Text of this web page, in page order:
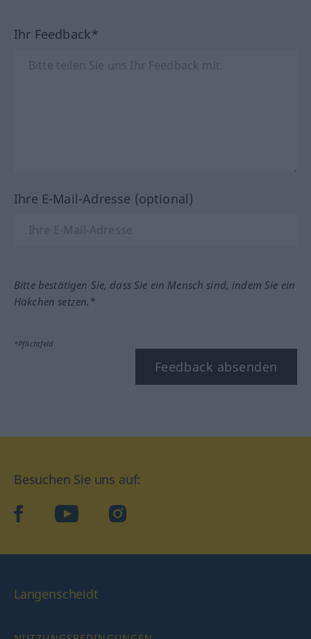
Ihr Feedback*
Ihre E-Mail-Adresse (optional)
Bitte bestätigen Sie, dass Sie ein Mensch sind, indem Sie ein
Häkchen setzen.*
*Pflichtfeld
Feedback absenden
Besuchen Sie uns auf:
facebookYouTube Instagram
Langenscheidt